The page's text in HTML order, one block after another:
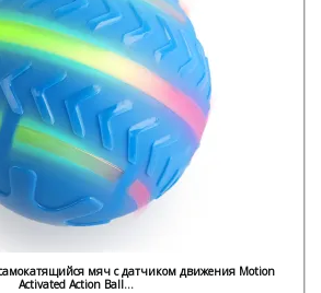
мяч с датчиком движения Motion
Activated Action Ball...